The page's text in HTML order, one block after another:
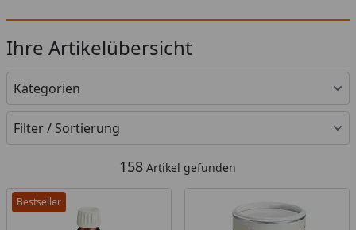
Ihre Artikelübersicht
Kategorien
Filter / Sortierung
158 Artikel gefunden
Bestseller